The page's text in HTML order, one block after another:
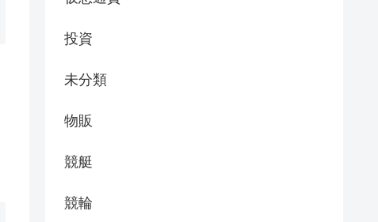
投資
未分類
物販
競艇
競輪